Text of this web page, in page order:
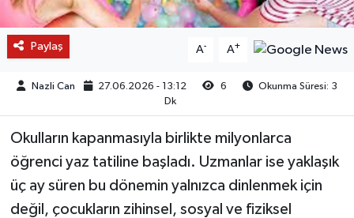
Paylaş A- A+
Nazli Can 27.06.2026 - 13:12 6
Okunma Süresi: 3
Dk
Okulların kapanmasıyla birlikte milyonlarca
öğrenci yaz tatiline başladı. Uzmanlar ise yaklaşık
üç ay süren bu dönemin yalnızca dinlenmek için
değil, çocukların zihinsel, sosyal ve fiziksel